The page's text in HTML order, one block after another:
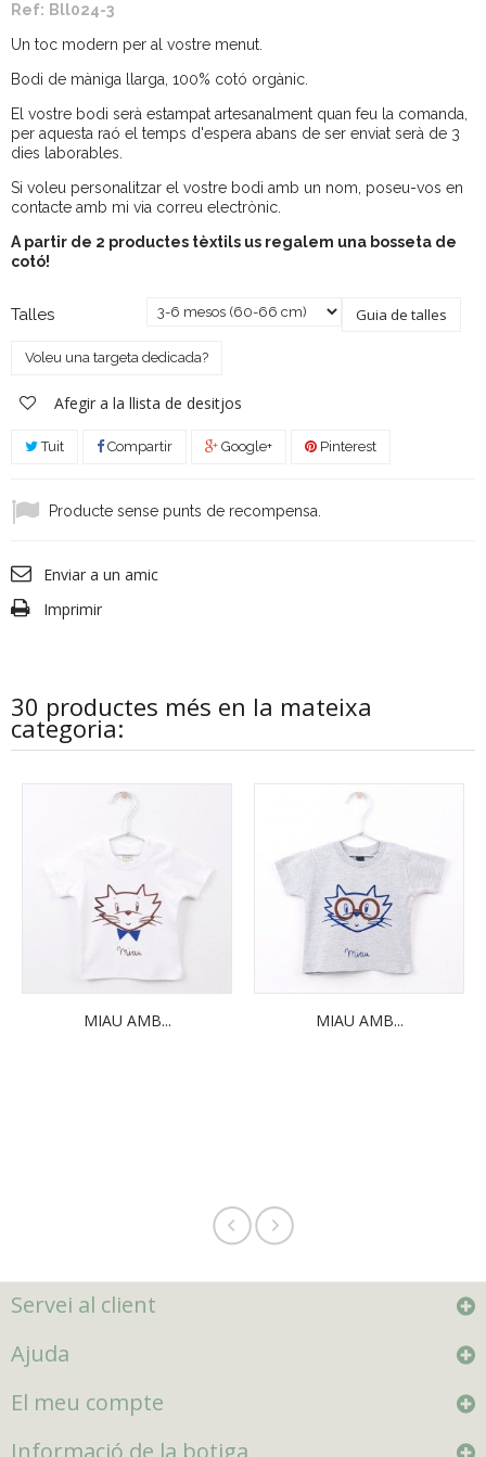
Ref: Bll024-3
Un toc modern per al vostre menut.
Bodi de màniga llarga, 100% cotó orgànic.
El vostre bodi serà estampat artesanalment quan feu la comanda,
per aquesta raó el temps d'espera abans de ser enviat serà de 3
dies laborables.
Si voleu personalitzar el vostre bodi amb un nom, poseu-vos en
contacte amb mi via correu electrònic.
A partir de 2 productes tèxtils us regalem una bosseta de
cotó!
Talles Guia de talles
Voleu una targeta dedicada?
Afegir a la llista de desitjos
Tuit Compartir Google+ Pinterest
Producte sense punts de recompensa.
Enviar a un amic
Imprimir
30 productes més en la mateixa
categoria:
MIAU AMB... MIAU AMB...
Servei al client
Ajuda
El meu compte
Informació de la botiga